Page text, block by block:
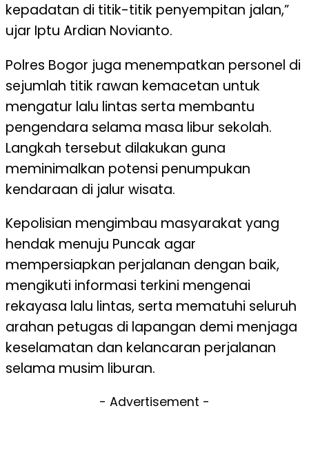
kepadatan di titik-titik penyempitan jalan,”
ujar Iptu Ardian Novianto.
Polres Bogor juga menempatkan personel di
sejumlah titik rawan kemacetan untuk
mengatur lalu lintas serta membantu
pengendara selama masa libur sekolah.
Langkah tersebut dilakukan guna
meminimalkan potensi penumpukan
kendaraan di jalur wisata.
Kepolisian mengimbau masyarakat yang
hendak menuju Puncak agar
mempersiapkan perjalanan dengan baik,
mengikuti informasi terkini mengenai
rekayasa lalu lintas, serta mematuhi seluruh
arahan petugas di lapangan demi menjaga
keselamatan dan kelancaran perjalanan
selama musim liburan.
- Advertisement -